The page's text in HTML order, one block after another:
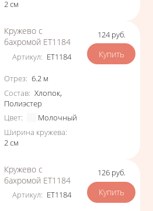
2см
Кружево с
бахромой ЕТ1184
Артикул: ЕТ1184
Характеристики
Отрез: 6.2 м
Состав: Хлопок,
Полиэстер
Цвет:
Молочный
Ширина кружева:
2 см
Цена
124 руб.
Кружево с
бахромой ЕТ1184
Артикул: ЕТ1184
Цена
126 руб.